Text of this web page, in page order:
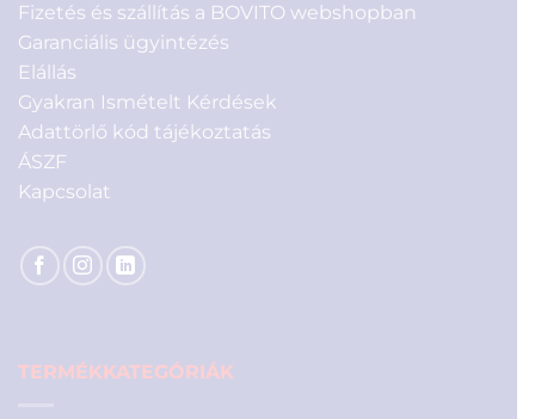
Fizetés és szállítás a BOVITO webshopban
Garanciális ügyintézés
Elállás
Gyakran Ismételt Kérdések
Adattörlő kód tájékoztatás
ÁSZF
Kapcsolat
TERMÉKKATEGÓRIÁK